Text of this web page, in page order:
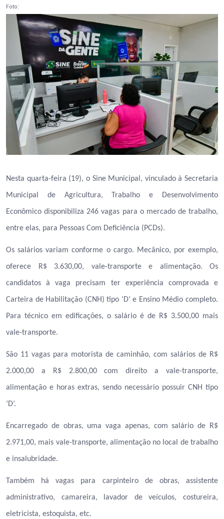
Foto:
Nesta quarta-feira (19), o Sine Municipal, vinculado à Secretaria
Municipal de Agricultura, Trabalho e Desenvolvimento
Econômico disponibiliza 246 vagas para o mercado de trabalho,
entre elas, para Pessoas Com Deficiência (PCDs).
Os salários variam conforme o cargo. Mecânico, por exemplo,
oferece R$ 3.630,00, vale-transporte e alimentação. Os
candidatos à vaga precisam ter experiência comprovada e
Carteira de Habilitação (CNH) tipo ‘D’ e Ensino Médio completo.
Para técnico em edificações, o salário é de R$ 3.500,00 mais
vale-transporte.
São 11 vagas para motorista de caminhão, com salários de R$
2.000,00 a R$ 2.800,00 com direito a vale-transporte,
alimentação e horas extras, sendo necessário possuir CNH tipo
‘D’.
Encarregado de obras, uma vaga apenas, com salário de R$
2.971,00, mais vale-transporte, alimentação no local de trabalho
e insalubridade.
Também há vagas para carpinteiro de obras, assistente
administrativo, camareira, lavador de veículos, costureira,
eletricista, estoquista, etc.